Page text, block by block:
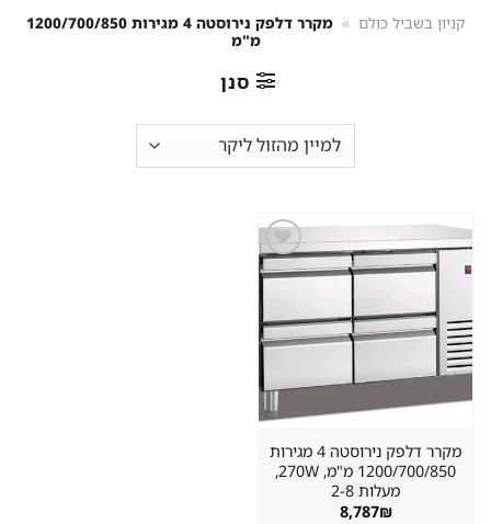
קניון בשביל כולם »
מקרר דלפק נירוסטה 4 מגירות 1200/700/850
מ"מ
סנן
שמור
מקרר דלפק נירוסטה 4 מגירות
1200/700/850 מ"מ, 270W,
מעלות 2-8
8,787₪